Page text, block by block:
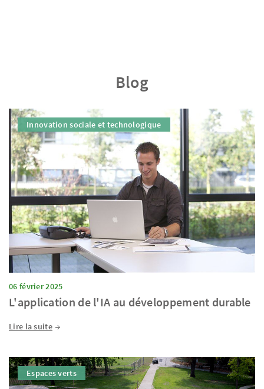
Blog
Innovation sociale et technologique
06 février 2025
L'application de l'IA au développement durable
Lire la suite
Espaces verts